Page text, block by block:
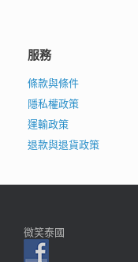
服務
條款與條件
隱私權政策
運輸政策
退款與退貨政策
微笑泰國